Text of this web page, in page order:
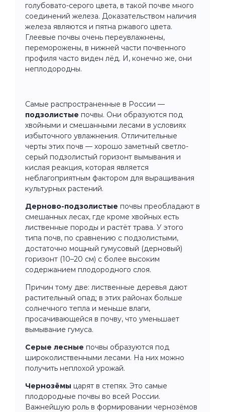
голубовато-серого цвета, в такой почве много
соединений железа. Доказательством наличия
железа являются и пятна ржавого цвета.
Глеевые почвы очень переувлажнены,
переморожены, в нижней части почвенного
профиля часто виден лёд. И, конечно же, они
неплодородны.
Самые распространенные в России —
подзолистые почвы. Они образуются под
хвойными и смешанными лесами в условиях
избыточного увлажнения. Отличительные
черты этих почв — хорошо заметный светло-
серый подзолистый горизонт вымывания и
кислая реакция, которая является
неблагоприятным фактором для выращивания
культурных растений.
Дерново-подзолистые почвы преобладают в
смешанных лесах, где кроме хвойных есть
лиственные породы и растёт трава. У этого
типа почв, по сравнению с подзолистыми,
достаточно мощный гумусовый (дерновый)
горизонт (10–20 см) с более высоким
содержанием плодородного слоя.
Причин тому две: лиственные деревья дают
растительный опад; в этих районах больше
солнечного тепла и меньше влаги,
просачивающейся в почву, что уменьшает
вымывание гумуса.
Серые лесные почвы образуются под
широколиственными лесами. На них можно
получить неплохой урожай.
Чернозёмы царят в степях. Это самые
плодородные почвы во всей России.
Важнейшую роль в формировании чернозёмов